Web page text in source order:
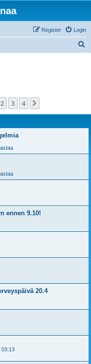
Login
Register
2 3 4
ennen 9.10!
20.4
03:13